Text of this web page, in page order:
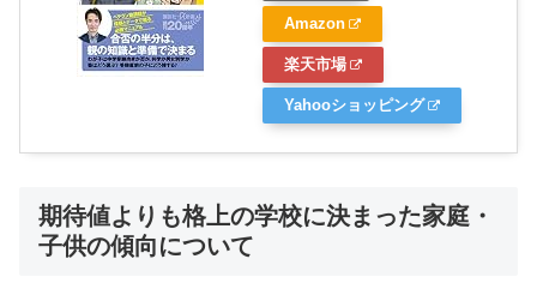
Amazon
楽天市場
Yahooショッピング
期待値よりも格上の学校に決まった家庭・
子供の傾向について